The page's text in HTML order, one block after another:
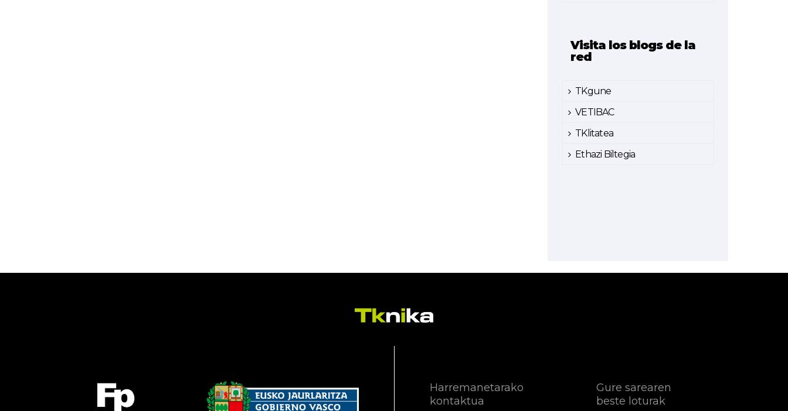
Visita los blogs de la
red
TKgune
VETIBAC
TKlitatea
Ethazi Biltegia
Harremanetarako
kontaktua
Gure sarearen
beste loturak